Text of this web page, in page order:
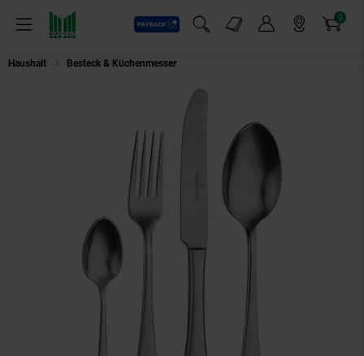
Menü
Payback
Suchfeld einblenden
Markt-Angebote 0
Artikel
Haushalt Besteck & Küchenmesser